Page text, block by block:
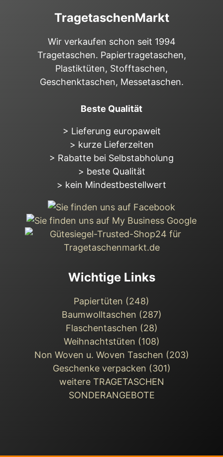
TragetaschenMarkt
Wir verkaufen schon seit 1994
Tragetaschen. Papiertragetaschen,
Plastiktüten, Stofftaschen,
Geschenktaschen, Messetaschen.
Beste Qualität
> Lieferung europaweit
> kurze Lieferzeiten
> Rabatte bei Selbstabholung
> beste Qualität
> kein Mindestbestellwert
Wichtige Links
Papiertüten (248)
Baumwolltaschen (287)
Flaschentaschen (28)
Weihnachts­tüten (108)
Non Woven u. Woven Taschen (203)
Geschenke verpacken (301)
weitere TRAGETASCHEN
SONDERANGEBOTE